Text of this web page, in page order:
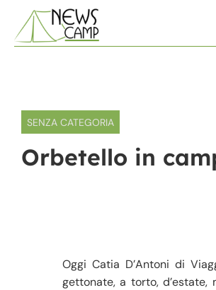
Skip to content
SENZA CATEGORIA
Orbetello in
Oggi Catia D’Antoni di
gettonate, a torto,